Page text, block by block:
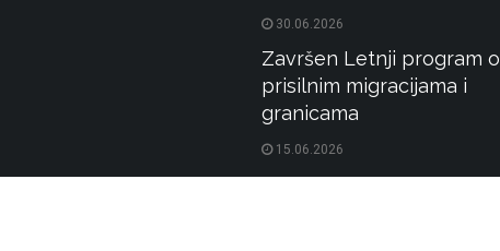
30.06.2026
Završen Letnji program o
prisilnim migracijama i
granicama
15.06.2026